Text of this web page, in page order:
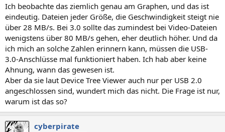
Ich beobachte das ziemlich genau am Graphen, und das ist
eindeutig. Dateien jeder Größe, die Geschwindigkeit steigt nie
über 28 MB/s. Bei 3.0 sollte das zumindest bei Video-Dateien
wenigstens über 80 MB/s gehen, eher deutlich höher. Und da
ich mich an solche Zahlen erinnern kann, müssen die USB-
3.0-Anschlüsse mal funktioniert haben. Ich hab aber keine
Ahnung, wann das gewesen ist.
Aber da sie laut Device Tree Viewer auch nur per USB 2.0
angeschlossen sind, wundert mich das nicht. Die Frage ist nur,
warum ist das so?
cyberpirate